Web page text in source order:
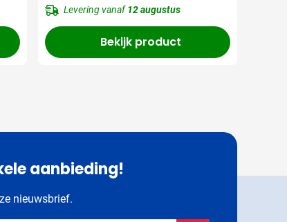
Levering vanaf12 augustus
Bekijk product
aanbieding!
nieuwsbrief.